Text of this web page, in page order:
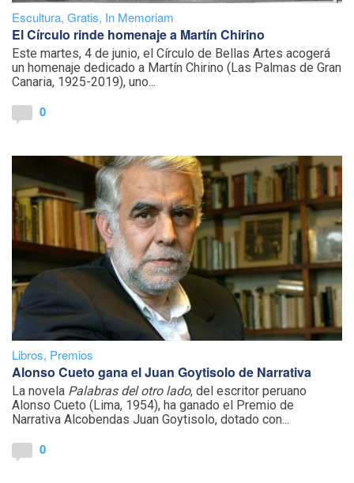
Escultura, Gratis, In Memoriam
El Círculo rinde homenaje a Martín Chirino
Este martes, 4 de junio, el Círculo de Bellas Artes acogerá
un homenaje dedicado a Martín Chirino (Las Palmas de Gran
Canaria, 1925-2019), uno...
0
Libros, Premios
Alonso Cueto gana el Juan Goytisolo de Narrativa
La novela Palabras del otro lado, del escritor peruano
Alonso Cueto (Lima, 1954), ha ganado el Premio de
Narrativa Alcobendas Juan Goytisolo, dotado con...
0